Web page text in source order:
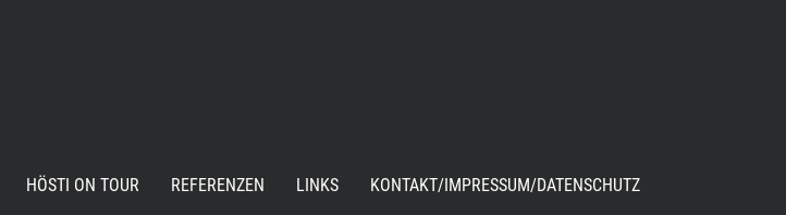
HÖSTI ON TOUR REFERENZEN LINKS KONTAKT/IMPRESSUM/DATENSCHUTZ